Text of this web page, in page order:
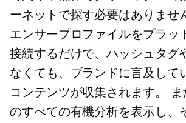
ーネットで探す必要はありませ
エンサープロファイルをプラッ
接続するだけで、ハッシュタグ
なくても、ブランドに言及して
コンテンツが収集されます。 ま
のすべての有機分析を表示し、